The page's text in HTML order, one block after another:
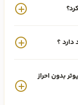
داده ها و دیتا
کند، داده ها را به طور
های نرم افزاری
برای ساخت خدمات اینترنتی توکن، پلتفرم‌های pan-industry، سیستم
دارد ؟
بدون احراز